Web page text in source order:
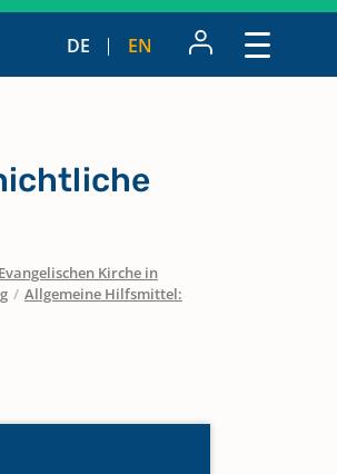
DE EN
Kirche in
/ Allgemeine Hilfsmittel: